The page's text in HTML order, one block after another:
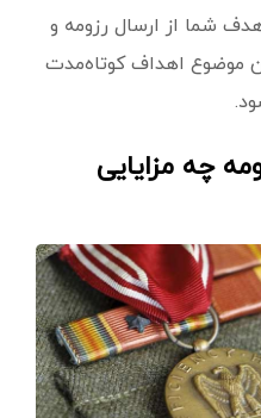
شما از ارسال رزومه و
اهداف کوتاه‌مدت
چه مزایایی